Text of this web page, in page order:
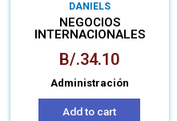
DANIELS
NEGOCIOS
INTERNACIONALES
B/.34.10
Administración
Add to cart